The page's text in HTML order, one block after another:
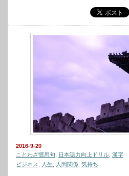
2016-9-20
ことわざ慣用句
日本語力向上ドリル 漢字
ビジネス
人生 人間関係 気持ち